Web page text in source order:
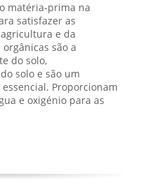
matéria-prima na
satisfazer as
e da
são a
do solo,
solo e são um
Proporcionam
e oxigénio para as